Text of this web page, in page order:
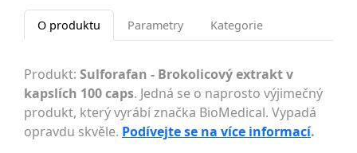
O produktu Parametry Kategorie
Produkt: Sulforafan - Brokolicový extrakt v
kapslích 100 caps. Jedná se o naprosto výjimečný
produkt, který vyrábí značka BioMedical. Vypadá
opravdu skvěle. Podívejte se na více informací.